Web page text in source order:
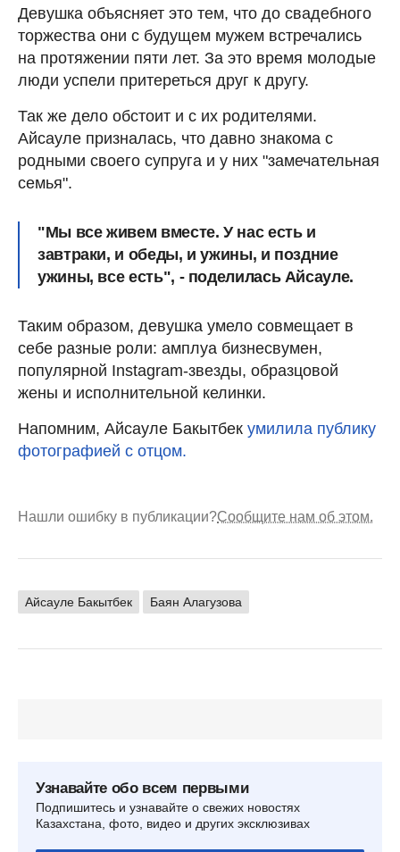
Девушка объясняет это тем, что до свадебного
торжества они с будущем мужем встречались
на протяжении пяти лет. За это время молодые
люди успели притереться друг к другу.
Так же дело обстоит и с их родителями.
Айсауле призналась, что давно знакома с
родными своего супруга и у них "замечательная
семья".
"Мы все живем вместе. У нас есть и
завтраки, и обеды, и ужины, и поздние
ужины, все есть", - поделилась Айсауле.
Таким образом, девушка умело совмещает в
себе разные роли: амплуа бизнесвумен,
популярной Instagram-звезды, образцовой
жены и исполнительной келинки.
Напомним, Айсауле Бакытбек умилила публику
фотографией с отцом.
Нашли ошибку в публикации?Сообщите нам об этом.
Айсауле Бакытбек Баян Алагузова
Узнавайте обо всем первыми
Подпишитесь и узнавайте о свежих новостях
Казахстана, фото, видео и других эксклюзивах